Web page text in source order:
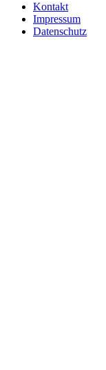
Kontakt
Impressum
Datenschutz